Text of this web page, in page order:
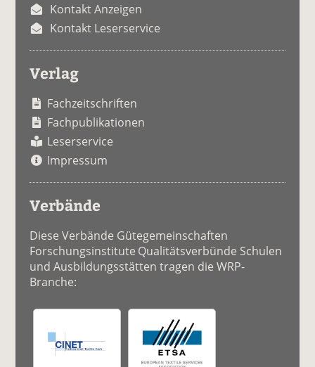
Kontakt Anzeigen
Kontakt Leserservice
Verlag
Fachzeitschriften
Fachpublikationen
Leserservice
Impressum
Verbände
Diese Verbände Gütegemeinschaften
Forschungsinstitute Qualitätsverbünde Schulen
und Ausbildungsstätten tragen die WRP-
Branche: